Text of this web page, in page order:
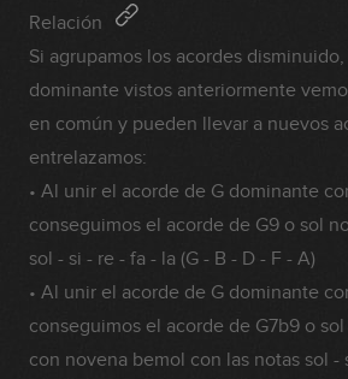
Relación
Si agrupamos los acordes
dominante vistos anteriormente
en común y pueden llevar a nuevos
entrelazamos:
• Al unir el acorde de G dominante
conseguimos el acorde de G9 o sol
sol - si - re - fa - la (G - B - D - F - A)
• Al unir el acorde de G dominante
conseguimos el acorde de G7b9 o
con novena bemol con las notas sol -